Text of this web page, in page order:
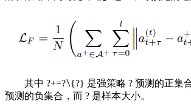
其中 ?+=?∖{?} 是强策略 ? 预测的正集合
预测的负集合，而 ? 是样本大小。